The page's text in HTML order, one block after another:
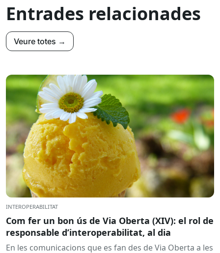
Entrades relacionades
Veure totes →
INTEROPERABILITAT
Com fer un bon ús de Via Oberta (XIV): el rol de
responsable d’interoperabilitat, al dia
En les comunicacions que es fan des de Via Oberta a les